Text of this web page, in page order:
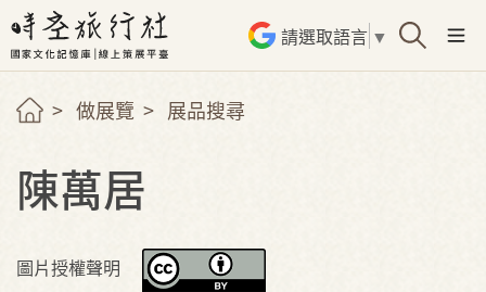
請選取語言 ▼
做展覽 展品搜尋
陳萬居
圖片授權聲明